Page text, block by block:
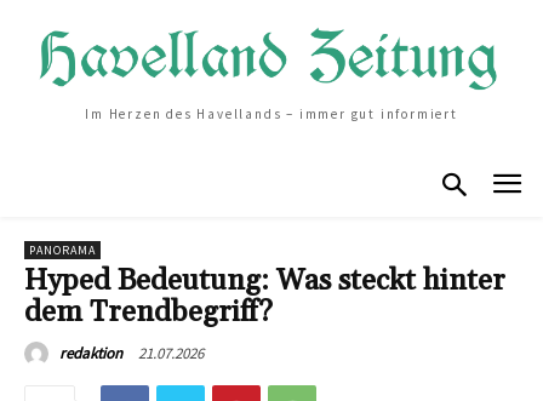
Im Herzen des Havellands – immer gut informiert
PANORAMA
Hyped Bedeutung: Was steckt hinter
dem Trendbegriff?
redaktion 21.07.2026